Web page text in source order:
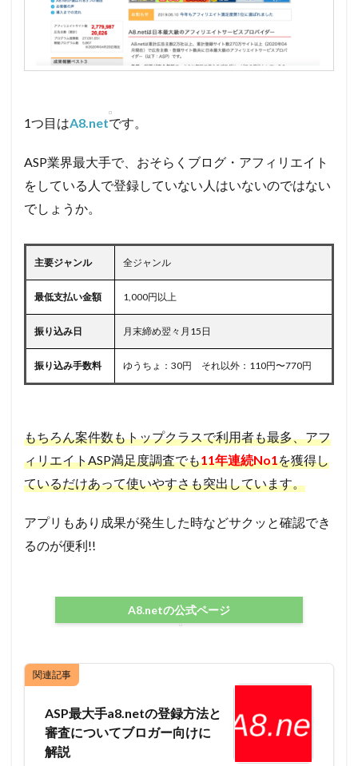
1つ目はA8.netです。
ASP業界最大手で、おそらくブログ・アフィリエイト
をしている人で登録していない人はいないのではない
でしょうか。
主要ジャンル 全ジャンル
最低支払い金額 1,000円以上
振り込み日 月末締め翌々月15日
振り込み手数料 ゆうちょ：30円 それ以外：110円〜770円
もちろん案件数もトップクラスで利用者も最多、アフ
ィリエイトASP満足度調査でも11年連続No1を獲得し
ているだけあって使いやすさも突出しています。
アプリもあり成果が発生した時などサクッと確認でき
るのが便利!!
A8.netの公式ページ
関連記事
ASP最大手a8.netの登録方法と
審査についてブロガー向けに
解説